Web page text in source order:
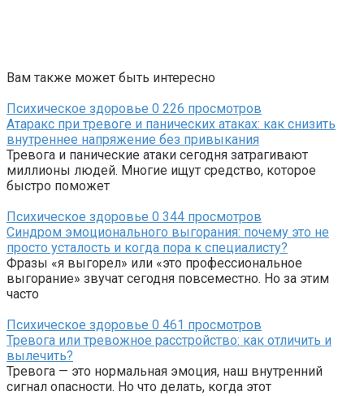
Вам также может быть интересно
Психическое здоровье 0 226 просмотров
Атаракс при тревоге и панических атаках: как снизить
внутреннее напряжение без привыкания
Тревога и панические атаки сегодня затрагивают
миллионы людей. Многие ищут средство, которое
быстро поможет
Психическое здоровье 0 344 просмотров
Синдром эмоционального выгорания: почему это не
просто усталость и когда пора к специалисту?
Фразы «я выгорел» или «это профессиональное
выгорание» звучат сегодня повсеместно. Но за этим
часто
Психическое здоровье 0 461 просмотров
Тревога или тревожное расстройство: как отличить и
вылечить?
Тревога — это нормальная эмоция, наш внутренний
сигнал опасности. Но что делать, когда этот